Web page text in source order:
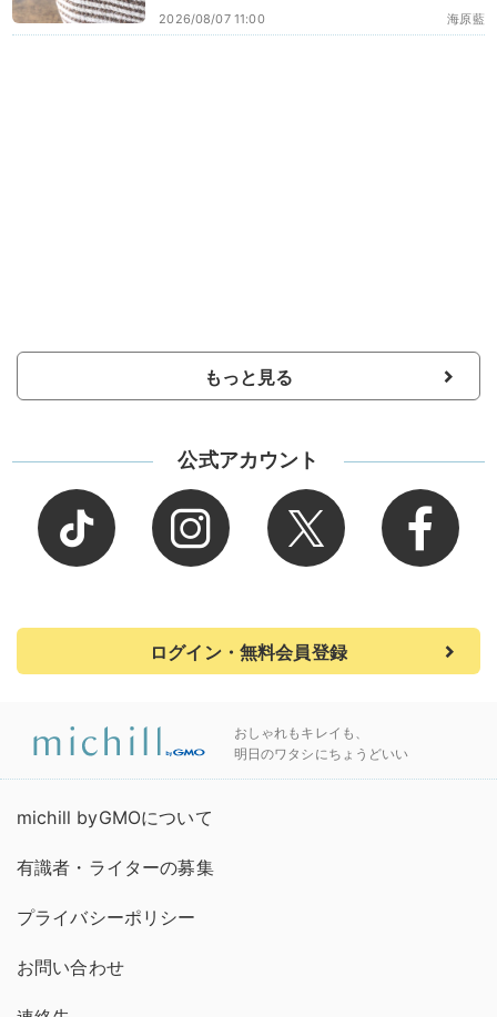
海原藍
2026/08/07 11:00
もっと見る
公式アカウント
ログイン・無料会員登録
おしゃれもキレイも、
明日のワタシにちょうどいい
michill byGMOについて
有識者・ライターの募集
プライバシーポリシー
お問い合わせ